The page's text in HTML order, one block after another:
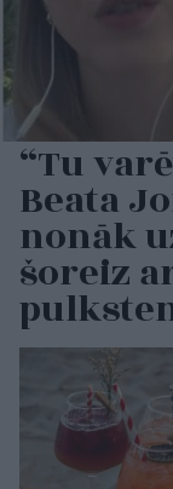
“Tu
Beata
nonāk
šoreiz